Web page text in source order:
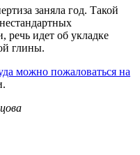
заняла год. Такой
речь идет об укладке
глины.
можно пожаловаться на